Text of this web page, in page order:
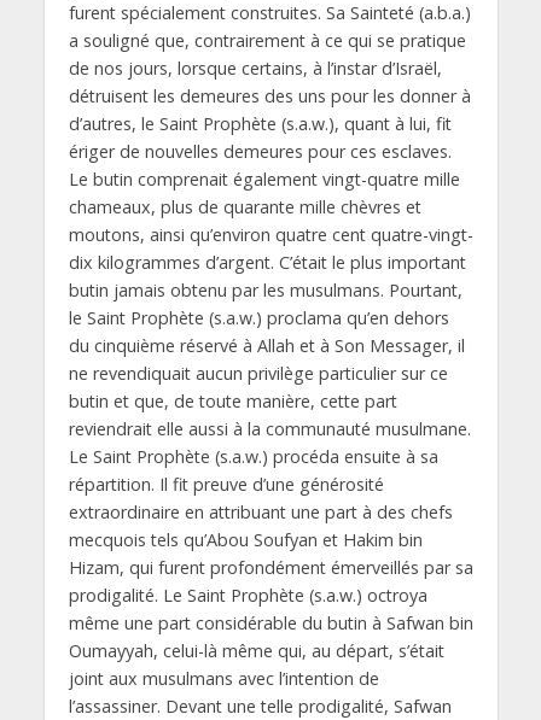
furent spécialement construites. Sa Sainteté (a.b.a.)
a souligné que, contrairement à ce qui se pratique
de nos jours, lorsque certains, à l’instar d’Israël,
détruisent les demeures des uns pour les donner à
d’autres, le Saint Prophète (s.a.w.), quant à lui, fit
ériger de nouvelles demeures pour ces esclaves.
Le butin comprenait également vingt-quatre mille
chameaux, plus de quarante mille chèvres et
moutons, ainsi qu’environ quatre cent quatre-vingt-
dix kilogrammes d’argent. C’était le plus important
butin jamais obtenu par les musulmans. Pourtant,
le Saint Prophète (s.a.w.) proclama qu’en dehors
du cinquième réservé à Allah et à Son Messager, il
ne revendiquait aucun privilège particulier sur ce
butin et que, de toute manière, cette part
reviendrait elle aussi à la communauté musulmane.
Le Saint Prophète (s.a.w.) procéda ensuite à sa
répartition. Il fit preuve d’une générosité
extraordinaire en attribuant une part à des chefs
mecquois tels qu’Abou Soufyan et Hakim bin
Hizam, qui furent profondément émerveillés par sa
prodigalité. Le Saint Prophète (s.a.w.) octroya
même une part considérable du butin à Safwan bin
Oumayyah, celui-là même qui, au départ, s’était
joint aux musulmans avec l’intention de
l’assassiner. Devant une telle prodigalité, Safwan